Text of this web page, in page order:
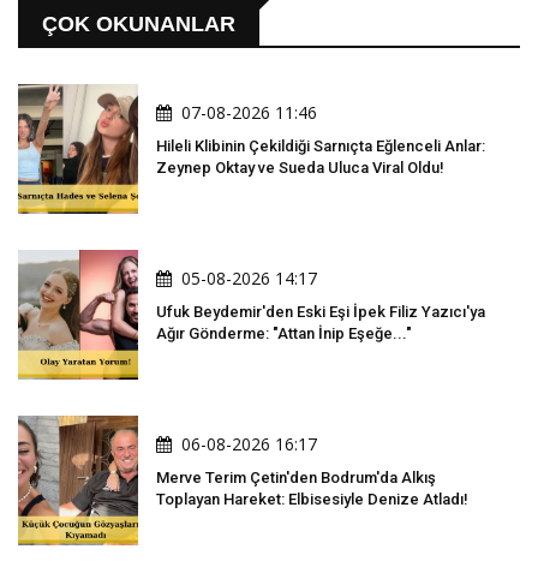
ÇOK OKUNANLAR
07-08-2026 11:46
Hileli Klibinin Çekildiği Sarnıçta Eğlenceli Anlar:
Zeynep Oktay ve Sueda Uluca Viral Oldu!
05-08-2026 14:17
Ufuk Beydemir'den Eski Eşi İpek Filiz Yazıcı'ya
Ağır Gönderme: "Attan İnip Eşeğe..."
06-08-2026 16:17
Merve Terim Çetin'den Bodrum'da Alkış
Toplayan Hareket: Elbisesiyle Denize Atladı!